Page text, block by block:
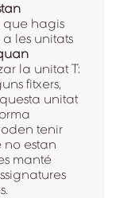
que hagis
les unitats
la unitat T:
fitxers,
unitat
tenir
no estan
manté